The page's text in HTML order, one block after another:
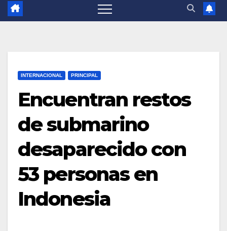
INTERNACIONAL PRINCIPAL
Encuentran restos
de submarino
desaparecido con
53 personas en
Indonesia